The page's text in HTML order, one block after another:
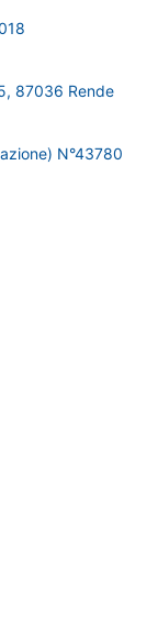
87036 Rende
N°43780